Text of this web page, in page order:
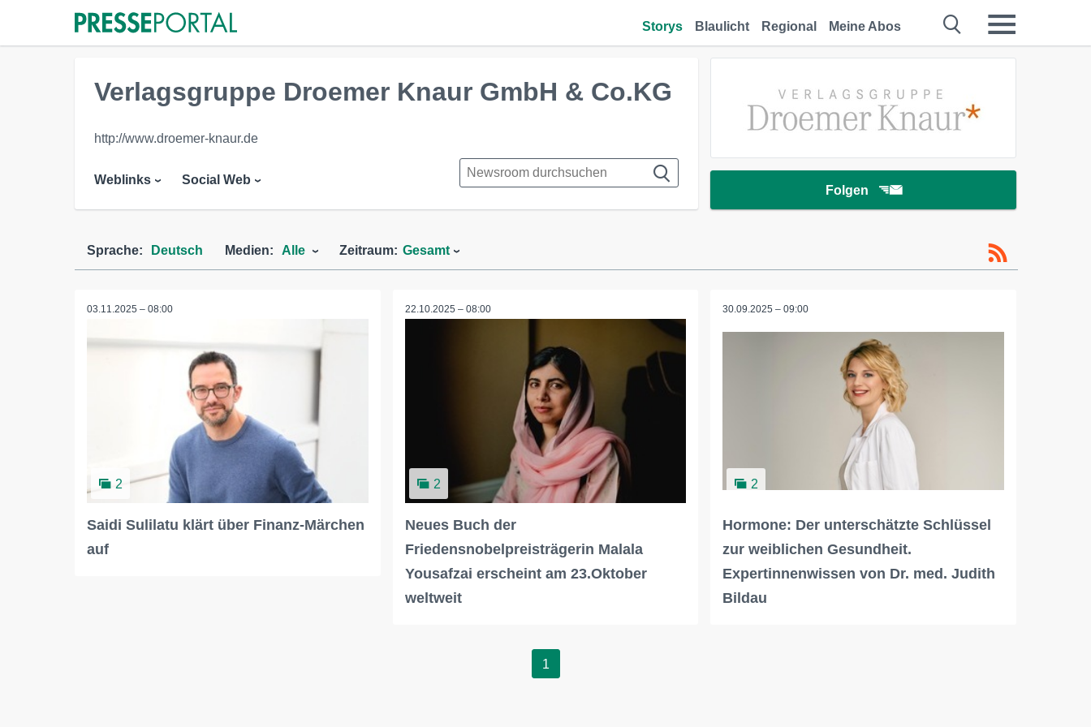
Storys Blaulicht Regional Meine Abos
Folgen
Verlagsgruppe Droemer Knaur GmbH & Co.KG
http://www.droemer-knaur.de
Weblinks Social Web
Sprache: Deutsch Medien: Alle Zeitraum: Gesamt
03.11.2025 – 08:00
2
Saidi Sulilatu klärt über Finanz-Märchen
auf
22.10.2025 – 08:00
2
Neues Buch der
Friedensnobelpreisträgerin Malala
Yousafzai erscheint am 23.Oktober
weltweit
30.09.2025 – 09:00
2
Hormone: Der unterschätzte Schlüssel
zur weiblichen Gesundheit.
Expertinnenwissen von Dr. med. Judith
Bildau
1